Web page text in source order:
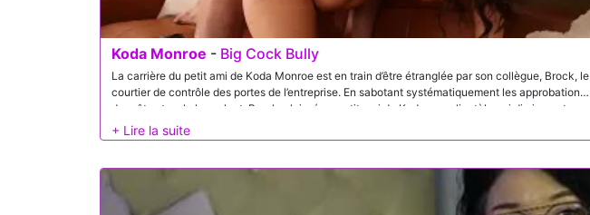
Koda Monroe - Big Cock Bully
La carrière du petit ami de Koda Monroe est en train d’être étranglée par son collègue, Brock, le
courtier de contrôle des portes de l’entreprise. En sabotant systématiquement les approbations
de prêts et en le harcelant, Brock a laissé au petit ami de Koda une clientèle qui diminue et une
vie amoureuse stressante. Ne voyant pas d’autre issue, Koda décide de rendre visite à Brock et
de jouer la seule carte qu’elle a en s’offrant à Brock dans un marché désespéré et intime pour